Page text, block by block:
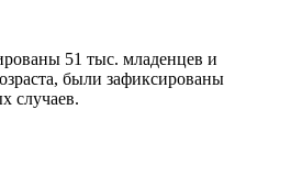
51 тыс. младенцев и
были зафиксированы
случаев.